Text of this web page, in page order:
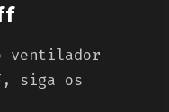
ventilador
siga os